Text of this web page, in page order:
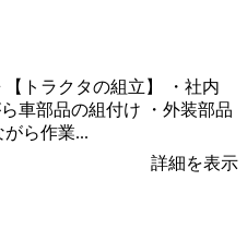
トラクタの組立】 ・社内
車部品の組付け ・外装部品
ら作業...
詳細を表示